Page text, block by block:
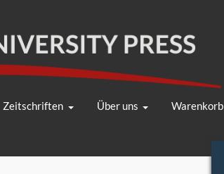
Zeitschriften Über uns Warenkorb